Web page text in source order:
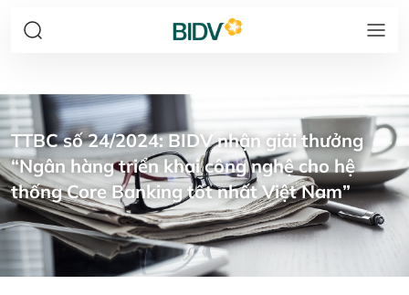
TTBC số 24/2024: BIDV nhận giải thưởng
“Ngân hàng triển khai công nghệ cho hệ
thống Core Banking tốt nhất Việt Nam”